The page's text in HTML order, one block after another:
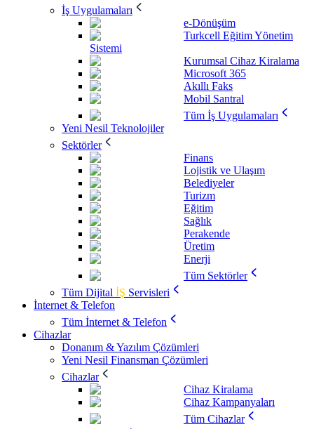
İş Uygulamaları
e-Dönüşüm
Turkcell Eğitim Yönetim
Sistemi
Kurumsal Cihaz Kiralama
Microsoft 365
Akıllı Faks
Mobil Santral
Tüm İş Uygulamaları
Yeni Nesil Teknolojiler
Sektörler
Finans
Lojistik ve Ulaşım
Belediyeler
Turizm
Eğitim
Sağlık
Perakende
Üretim
Enerji
Tüm Sektörler
Tüm Dijital İŞ Servisleri
İnternet & Telefon
Tüm İnternet & Telefon
Cihazlar
Donanım & Yazılım Çözümleri
Yeni Nesil Finansman Çözümleri
Cihazlar
Cihaz Kiralama
Cihaz Kampanyaları
Tüm Cihazlar